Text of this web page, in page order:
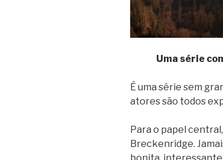
Uma série
É uma série sem
atores são todos
Para o papel
Breckenridge.